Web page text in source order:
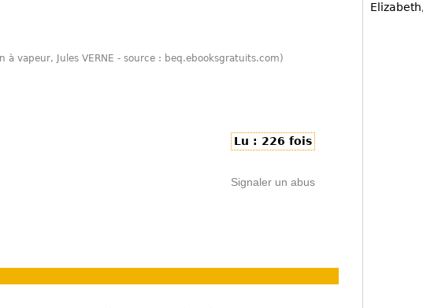
à vapeur, Jules VERNE - source : beq.ebooksgratuits.com)
Lu : 226 fois
Signaler un abus